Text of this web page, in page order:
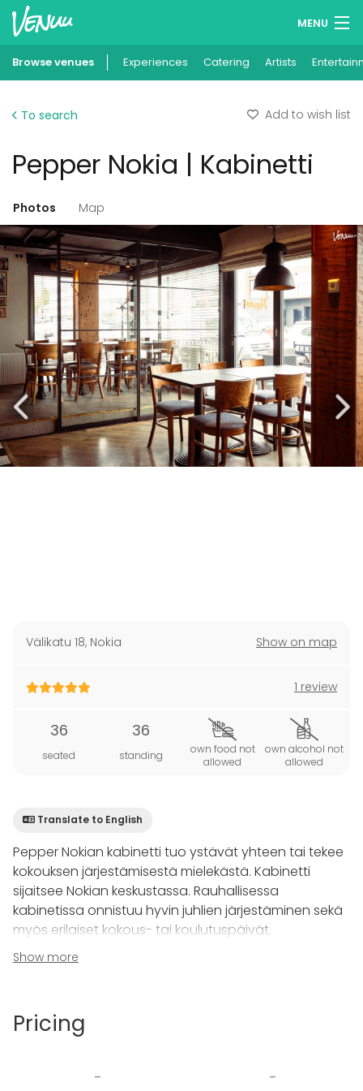
MENU
Wish lists
Add your venue
Browse venues Experiences Catering Artists
To search Add to wish list
Pepper Nokia | Kabinetti
Photos Map
Välikatu 18, Nokia Show on map
1 review
36
seated
36
standing
own food not
allowed
own alcohol not
allowed
Translate to English
Pepper Nokian kabinetti tuo ystävät yhteen tai tekee
kokouksen järjestämisestä mielekästä. Kabinetti
sijaitsee Nokian keskustassa. Rauhallisessa
kabinetissa onnistuu hyvin juhlien järjestäminen sekä
myös erilaiset kokous- tai koulutuspäivät.
Kokous- ja juhlatilat muodostuvat rauhallisesta 16
pöytää, joiden ääreen mahtuu 24 henkeä ja tämän
Show more
Pricing
- -